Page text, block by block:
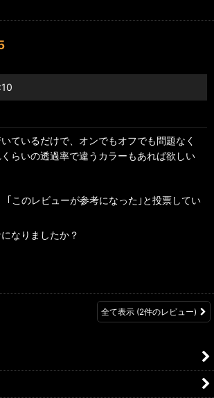
ているだけで、オンでもオフでも問題なく
らいの透過率で違うカラーもあれば欲しい
｢このレビューが参考になった｣と投票してい
なりましたか？
全て表示 (2件のレビュー)